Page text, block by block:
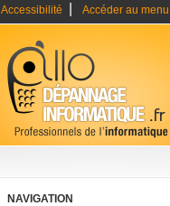
Accessibilité Accéder au menu
NAVIGATION